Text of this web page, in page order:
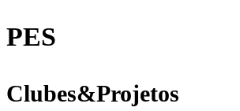
PES
Clubes&Projetos